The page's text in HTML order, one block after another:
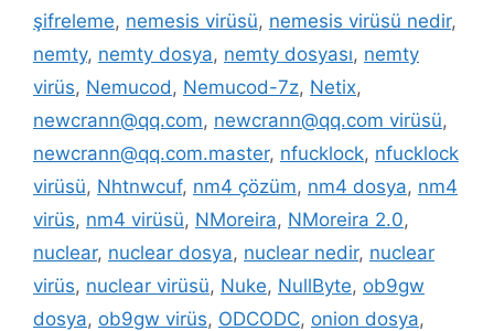
şifreleme, nemesis virüsü, nemesis virüsü nedir,
nemty, nemty dosya, nemty dosyası, nemty
virüs, Nemucod, Nemucod-7z, Netix,
newcrann@qq.com, newcrann@qq.com virüsü,
newcrann@qq.com.master, nfucklock, nfucklock
virüsü, Nhtnwcuf, nm4 çözüm, nm4 dosya, nm4
virüs, nm4 virüsü, NMoreira, NMoreira 2.0,
nuclear, nuclear dosya, nuclear nedir, nuclear
virüs, nuclear virüsü, Nuke, NullByte, ob9gw
dosya, ob9gw virüs, ODCODC, onion dosya,